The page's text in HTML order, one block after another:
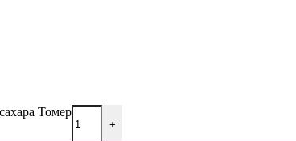
Томер
+